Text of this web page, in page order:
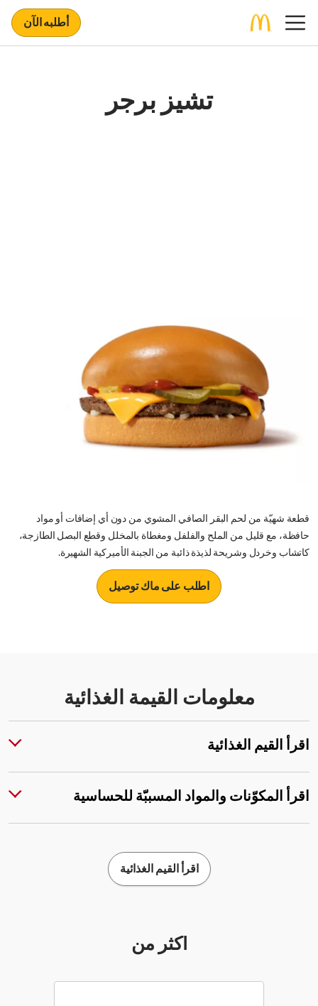
أطلبه الآن
تشيز برجر
قطعة شهيّة من لحم البقر الصافي المشوي من دون أي إضافات أو مواد
حافظة، مع قليل من الملح والفلفل ومغطاة بالمخلل وقطع البصل الطازجة،
كاتشاب وخردل وشريحة لذيذة ذائبة من الجبنة الأميركية الشهيرة.
اطلب على ماك توصيل
معلومات القيمة الغذائية
اقرأ القيم الغذائية
اقرأ المكوّنات والمواد المسببّة للحساسية
اقرأ القيم الغذائية
أكثر من